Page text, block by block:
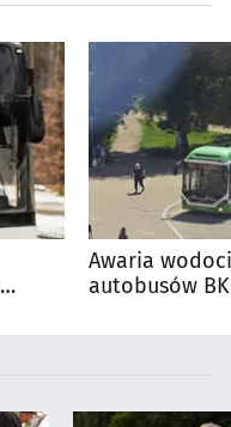
Awaria
autobusów